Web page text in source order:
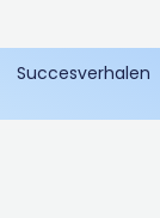
Succesverhalen